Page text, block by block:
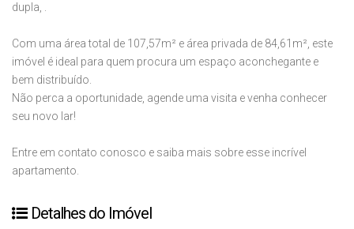
dupla, .
Com uma área total de 107,57m² e área privada de 84,61m², este
imóvel é ideal para quem procura um espaço aconchegante e
bem distribuído.
Não perca a oportunidade, agende uma visita e venha conhecer
seu novo lar!
Entre em contato conosco e saiba mais sobre esse incrível
apartamento.
Detalhes do Imóvel